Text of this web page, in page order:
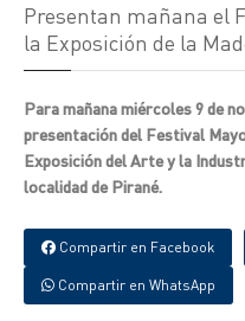
Presentan mañana el
la Exposición de la
Para mañana miércoles 9 de
presentación del Festival
Exposición del Arte y la
localidad de Pirané.
Compartir en Facebook
Compartir en WhatsApp